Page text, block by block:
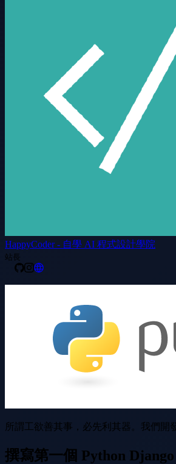
HappyCoder - 自學 AI 程式設計學院
站長
所謂工欲善其事，必先利其器。我們開
撰寫第一個 Python